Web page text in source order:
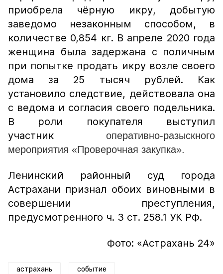
приобрела чёрную икру, добытую
заведомо незаконным способом, в
количестве 0,854 кг. В апреле 2020 года
женщина была задержана с поличным
при попытке продать икру возле своего
дома за 25 тысяч рублей. Как
установило следствие, действовала она
с ведома и согласия своего подельника.
В роли покупателя выступил
участник оперативно-разыскного
мероприятия «Проверочная закупка».
Ленинский районный суд города
Астрахани признал обоих виновными в
совершении преступления,
предусмотренного ч. 3 ст. 258.1 УК РФ.
Фото: «Астрахань 24»
астрахань событие